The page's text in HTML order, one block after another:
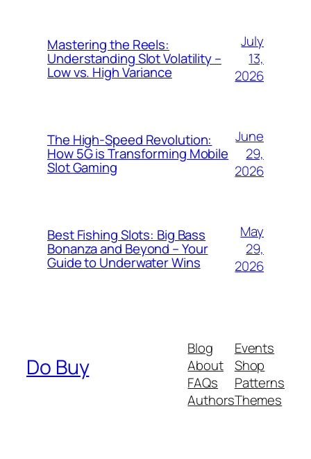
Mastering the Reels:
Understanding Slot Volatility –
Low vs. High Variance
July
13,
2026
The High-Speed Revolution:
How 5G is Transforming Mobile
Slot Gaming
June
29,
2026
Best Fishing Slots: Big Bass
Bonanza and Beyond – Your
Guide to Underwater Wins
May
29,
2026
Do Buy
Blog
About
FAQs
Authors
Events
Shop
Patterns
Themes